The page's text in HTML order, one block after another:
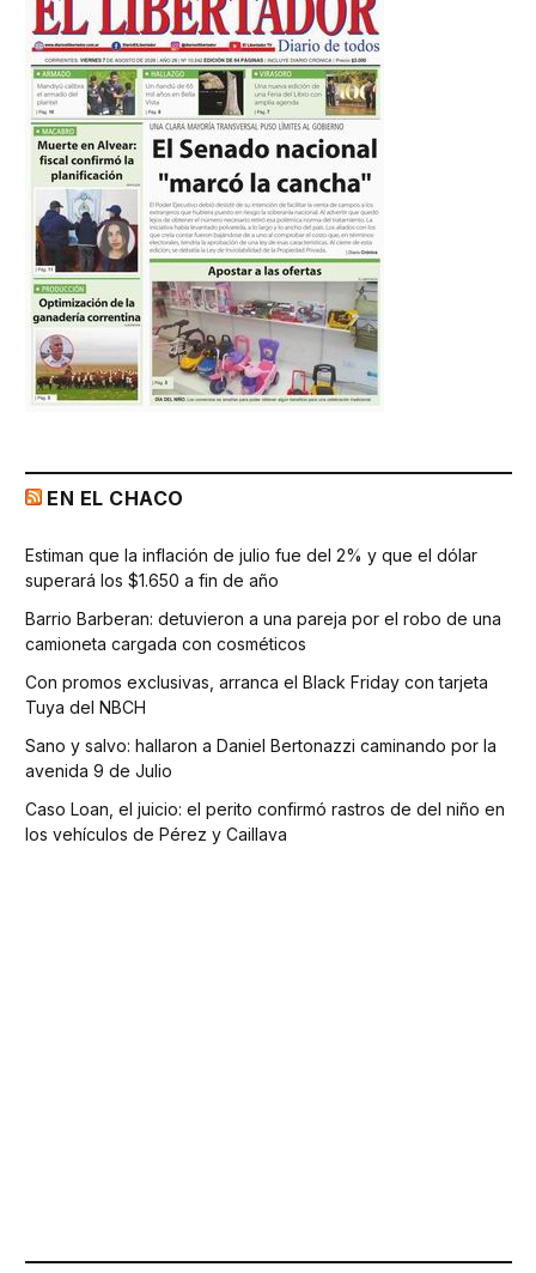
EN EL CHACO
Estiman que la inflación de julio fue del 2% y que el dólar
superará los $1.650 a fin de año
Barrio Barberan: detuvieron a una pareja por el robo de una
camioneta cargada con cosméticos
Con promos exclusivas, arranca el Black Friday con tarjeta
Tuya del NBCH
Sano y salvo: hallaron a Daniel Bertonazzi caminando por la
avenida 9 de Julio
Caso Loan, el juicio: el perito confirmó rastros de del niño en
los vehículos de Pérez y Caillava